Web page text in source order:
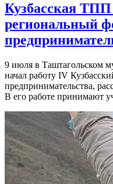
Кузбасская
региональный
9 июля в Таштагольском
начал работу IV
предпринимательства,
В его работе принимают